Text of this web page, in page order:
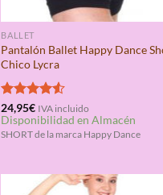
BALLET
Pantalón Ballet Happy Dance
Chico Lycra
Valorado
con4.50
de 5
24,95€ IVA incluido
Disponibilidad en Almacén
SHORT de la marca Happy Dance